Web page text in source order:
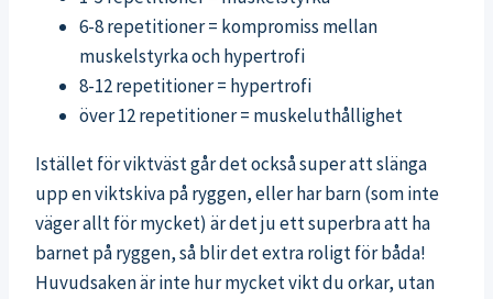
6-8 repetitioner = kompromiss mellan
muskelstyrka och hypertrofi
8-12 repetitioner = hypertrofi
över 12 repetitioner = muskeluthållighet
Istället för viktväst går det också super att slänga
upp en viktskiva på ryggen, eller har barn (som inte
väger allt för mycket) är det ju ett superbra att ha
barnet på ryggen, så blir det extra roligt för båda!
Huvudsaken är inte hur mycket vikt du orkar, utan